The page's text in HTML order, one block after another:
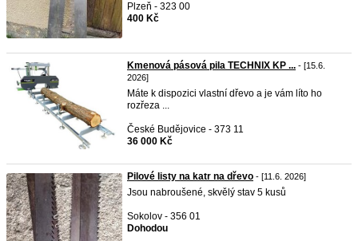
Plzeň - 323 00
400 Kč
Kmenová pásová pila TECHNIX KP ... - [15.6.
2026]
Máte k dispozici vlastní dřevo a je vám líto ho
rozřeza ...
České Budějovice - 373 11
36 000 Kč
Pilové listy na katr na dřevo - [11.6. 2026]
Jsou nabroušené, skvělý stav 5 kusů
Sokolov - 356 01
Dohodou